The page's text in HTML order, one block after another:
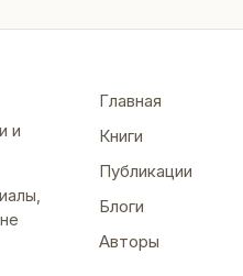
и
Главная
Книги
Публикации
Блоги
Авторы